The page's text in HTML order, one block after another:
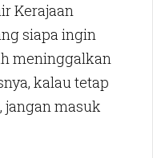
Kerajaan
siapa ingin
meninggalkan
kalau tetap
jangan masuk